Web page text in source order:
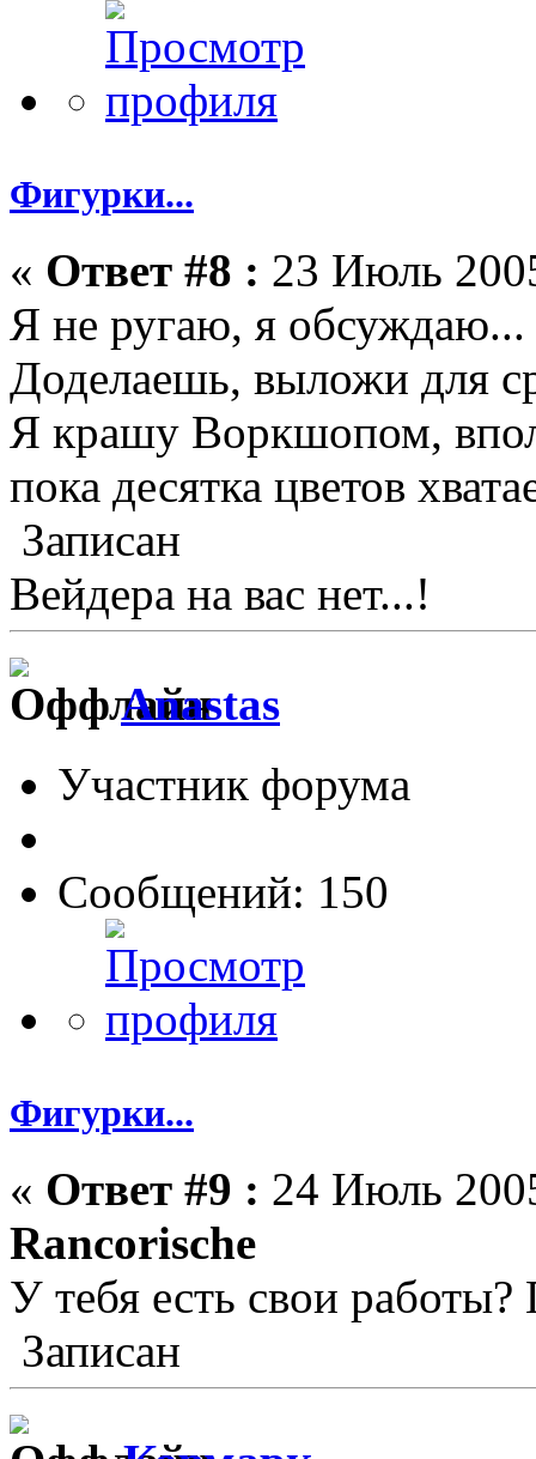
Фигурки...
« Ответ #8 : 23 Июль
Я не ругаю, я обсуждаю...
Доделаешь, выложи для
Я крашу Воркшопом,
пока десятка цветов
Записан
Вейдера на вас нет...!
Anastas
Участник форума
Сообщений: 150
Фигурки...
« Ответ #9 : 24 Июль
Rancorische
У тебя есть свои
Записан